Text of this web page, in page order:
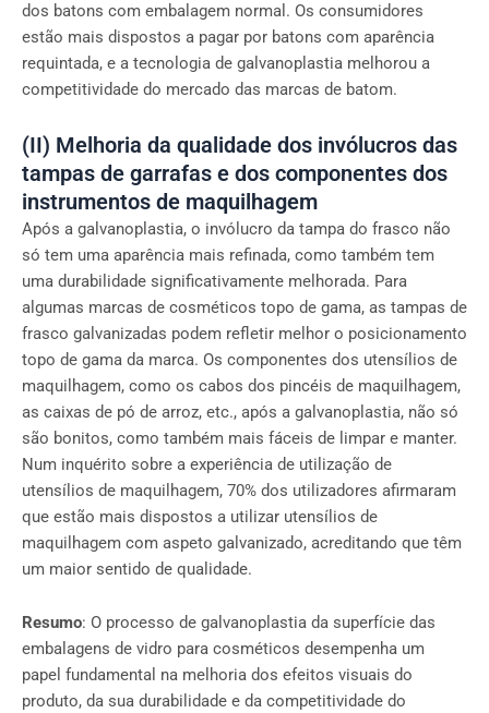
dos batons com embalagem normal. Os consumidores
estão mais dispostos a pagar por batons com aparência
requintada, e a tecnologia de galvanoplastia melhorou a
competitividade do mercado das marcas de batom.
(II) Melhoria da qualidade dos invólucros das
tampas de garrafas e dos componentes dos
instrumentos de maquilhagem
Após a galvanoplastia, o invólucro da tampa do frasco não
só tem uma aparência mais refinada, como também tem
uma durabilidade significativamente melhorada. Para
algumas marcas de cosméticos topo de gama, as tampas de
frasco galvanizadas podem refletir melhor o posicionamento
topo de gama da marca. Os componentes dos utensílios de
maquilhagem, como os cabos dos pincéis de maquilhagem,
as caixas de pó de arroz, etc., após a galvanoplastia, não só
são bonitos, como também mais fáceis de limpar e manter.
Num inquérito sobre a experiência de utilização de
utensílios de maquilhagem, 70% dos utilizadores afirmaram
que estão mais dispostos a utilizar utensílios de
maquilhagem com aspeto galvanizado, acreditando que têm
um maior sentido de qualidade.
Resumo: O processo de galvanoplastia da superfície das
embalagens de vidro para cosméticos desempenha um
papel fundamental na melhoria dos efeitos visuais do
produto, da sua durabilidade e da competitividade do